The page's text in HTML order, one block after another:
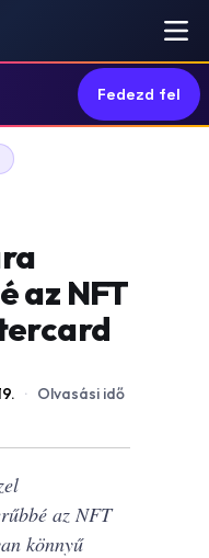
Fedezd fel
az NFT
· Olvasási idő
az NFT
könnyű